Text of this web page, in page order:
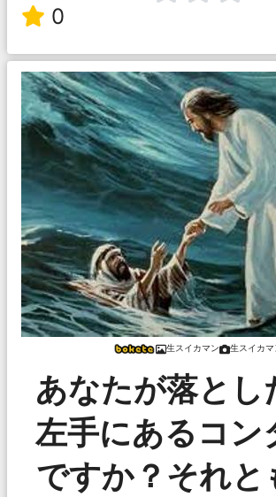
0
生スイカマン 生スイカマ
あなたが落とし
左手にあるコン
ですか？それと